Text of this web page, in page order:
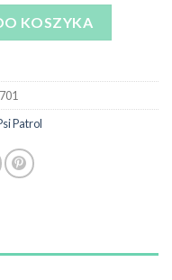
KOSZYKA
Patrol